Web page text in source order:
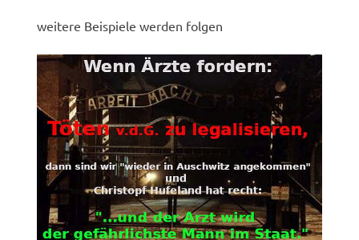
weitere Beispiele werden folgen